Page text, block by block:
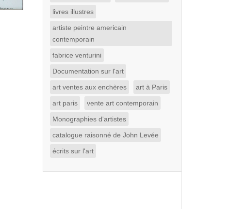
livres illustres
artiste peintre americain
contemporain
fabrice venturini
Documentation sur l'art
art ventes aux enchères art à Paris
art paris vente art contemporain
Monographies d'artistes
catalogue raisonné de John Levée
écrits sur l'art